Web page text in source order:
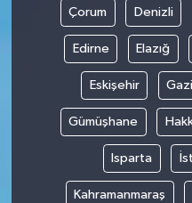
Çorum Denizli
Edirne Elazığ
Eskişehir
Gümüşhane
Isparta
Kahramanmaraş